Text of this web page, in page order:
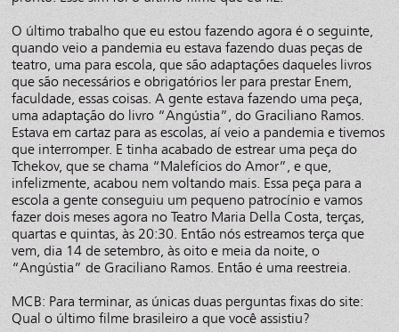
O último trabalho que eu estou fazendo agora é o seguinte,
quando veio a pandemia eu estava fazendo duas peças de
teatro, uma para escola, que são adaptações daqueles livros
que são necessários e obrigatórios ler para prestar Enem,
faculdade, essas coisas. A gente estava fazendo uma peça,
uma adaptação do livro “Angústia”, do Graciliano Ramos.
Estava em cartaz para as escolas, aí veio a pandemia e tivemos
que interromper. E tinha acabado de estrear uma peça do
Tchekov, que se chama “Malefícios do Amor”, e que,
infelizmente, acabou nem voltando mais. Essa peça para a
escola a gente conseguiu um pequeno patrocínio e vamos
fazer dois meses agora no Teatro Maria Della Costa, terças,
quartas e quintas, às 20:30. Então nós estreamos terça que
vem, dia 14 de setembro, às oito e meia da noite, o
“Angústia” de Graciliano Ramos. Então é uma reestreia.
MCB: Para terminar, as únicas duas perguntas fixas do site:
Qual o último filme brasileiro a que você assistiu?